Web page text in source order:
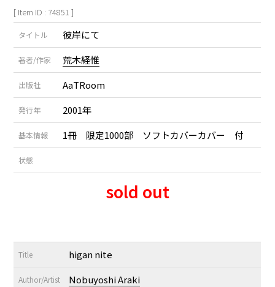
[ Item ID : 74851 ]
タイトル 彼岸にて
著者/作家 荒木経惟
出版社 AaTRoom
発行年 2001年
基本情報 1冊 限定1000部 ソフトカバーカバー 付
状態
sold out
Title higan nite
Author/Artist Nobuyoshi Araki